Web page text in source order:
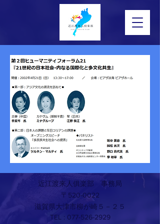
近江渡来人俱楽部 事務局
〒520-0022
滋賀県大津市柳が崎５－２５
TEL : 077-526-2929